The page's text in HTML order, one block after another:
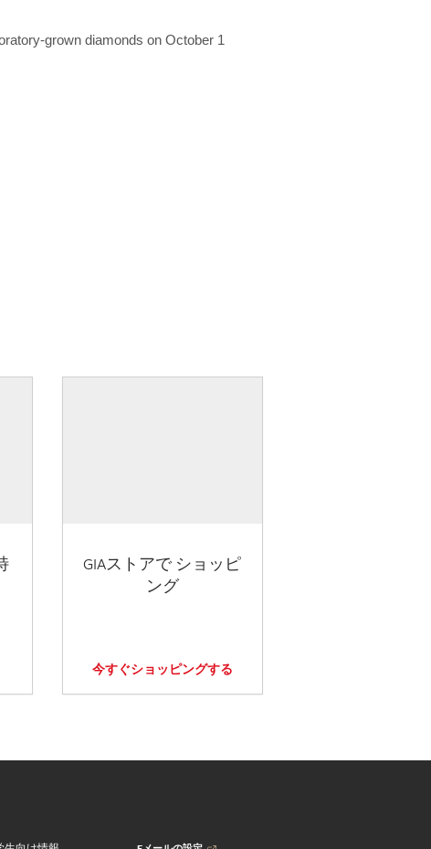
grown diamonds on October 1
GIAストアで ショッピ
ング
今すぐショッピングする